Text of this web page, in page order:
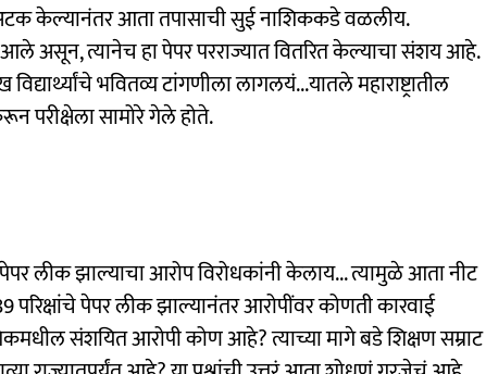
केल्यानंतर आता तपासाची सुई नाशिककडे वळलीय.
असून, त्यानेच हा पेपर परराज्यात वितरित केल्याचा संशय आहे.
भवितव्य टांगणीला लागलयं...यातले महाराष्ट्रातील
परीक्षेला सामोरे गेले होते.
लीक झाल्याचा आरोप विरोधकांनी केलाय... त्यामुळे आता नीट
पेपर लीक झाल्यानंतर आरोपींवर कोणती कारवाई
संशयित आरोपी कोण आहे? त्याच्या मागे बडे शिक्षण सम्राट